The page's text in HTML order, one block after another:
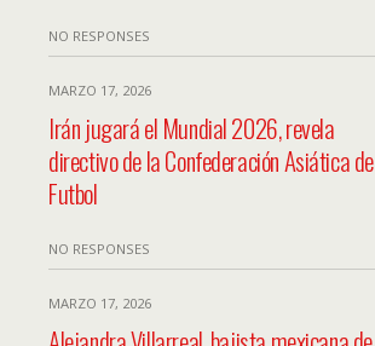
NO RESPONSES
MARZO 17, 2026
Irán jugará el Mundial 2026, revela
directivo de la Confederación Asiática de
Futbol
NO RESPONSES
MARZO 17, 2026